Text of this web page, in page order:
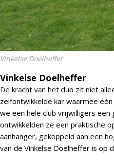
Vinkelse Doelheffer
Vinkelse Doelheffer
De kracht van het duo zit niet
zelfontwikkelde kar waarmee
we een hele club vrijwilligers een
ontwikkelden ze een praktische
aanhanger, gekoppeld aan een
van de Vinkelse Doelheffer is op